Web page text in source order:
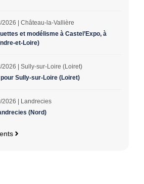
| Château-la-Vallière
et modélisme à Castel’Expo, à
et-Loire)
| Sully-sur-Loire (Loiret)
Sully-sur-Loire (Loiret)
2026 | Landrecies
(Nord)